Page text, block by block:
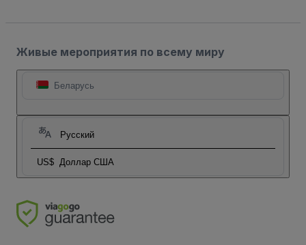
Живые мероприятия по всему миру
Беларусь
Русский
US$ Доллар США